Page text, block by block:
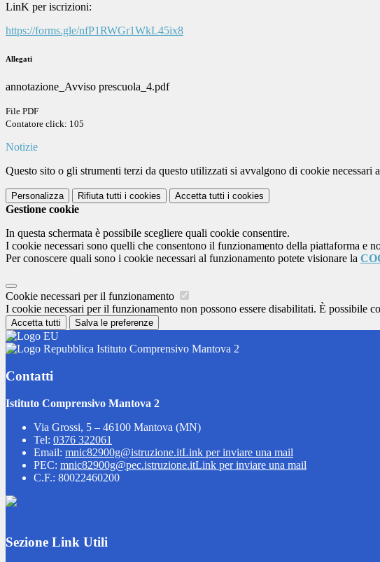
LinK per iscrizioni:
https://forms.gle/nfP1RWGr1WkL45ix8
Allegati
annotazione_Avviso prescuola_4.pdf
File PDF
Contatore click: 105
Notizie
Questo sito o gli strumenti terzi da questo utilizzati si avvalgono di cookie
Personalizza Rifiuta tutti i cookies Accetta tutti i cookies
Gestione cookie
In questa schermata è possibile scegliere quali cookie consentire.
I cookie necessari sono quelli che consentono il funzionamento della piattaforma e
Per conoscere quali sono i cookie necessari al funzionamento potete visionare la
Cookie necessari per il funzionamento
I cookie necessari per il funzionamento non possono essere disabilitati. È possibile
Accetta tutti Salva le preferenze
Istituto Comprensivo Mantova 2
Contatti
Istituto Comprensivo Mantova 2
Via Grossi, 5 – 46100 Mantova (MN)
Tel: 0376 322061
Email: mnic82900g@istruzione.itLink per inviare una mail
PEC: mnic82900g@pec.istruzione.itLink per inviare una mail
C.F.: 80022460200
Sezione Link Utili